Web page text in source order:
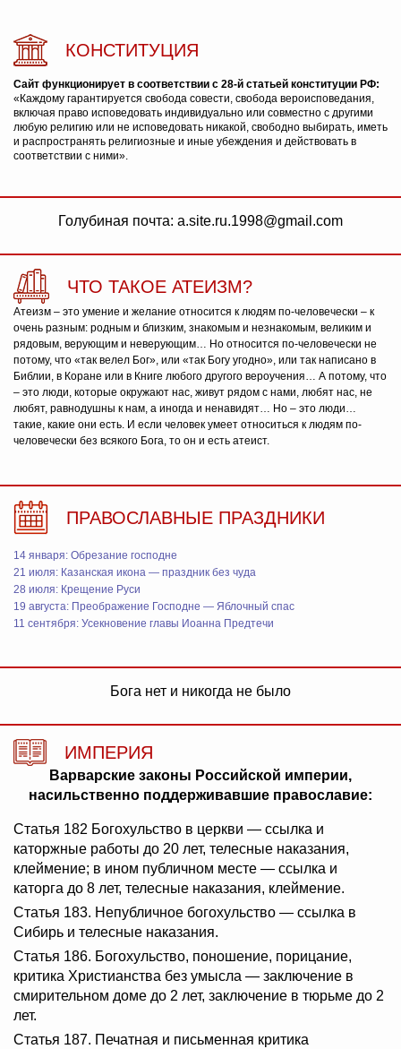
КОНСТИТУЦИЯ
Сайт функционирует в соответствии с 28-й статьей конституции РФ:
«Каждому гарантируется свобода совести, свобода вероисповедания,
включая право исповедовать индивидуально или совместно с другими
любую религию или не исповедовать никакой, свободно выбирать, иметь
и распространять религиозные и иные убеждения и действовать в
соответствии с ними».
Голубиная почта: a.site.ru.1998@gmail.com
ЧТО ТАКОЕ АТЕИЗМ?
Атеизм – это умение и желание относится к людям по-человечески – к
очень разным: родным и близким, знакомым и незнакомым, великим и
рядовым, верующим и неверующим… Но относится по-человечески не
потому, что «так велел Бог», или «так Богу угодно», или так написано в
Библии, в Коране или в Книге любого другого вероучения… А потому, что
– это люди, которые окружают нас, живут рядом с нами, любят нас, не
любят, равнодушны к нам, а иногда и ненавидят… Но – это люди…
такие, какие они есть. И если человек умеет относиться к людям по-
человечески без всякого Бога, то он и есть атеист.
ПРАВОСЛАВНЫЕ ПРАЗДНИКИ
14 января: Обрезание господне
21 июля: Казанская икона — праздник без чуда
28 июля: Крещение Руси
19 августа: Преображение Господне — Яблочный спас
11 сентября: Усекновение главы Иоанна Предтечи
Бога нет и никогда не было
ИМПЕРИЯ
Варварские законы Российской империи,
насильственно поддерживавшие православие:
Статья 182 Богохульство в церкви — ссылка и
каторжные работы до 20 лет, телесные наказания,
клеймение; в ином публичном месте — ссылка и
каторга до 8 лет, телесные наказания, клеймение.
Статья 183. Непубличное богохульство — ссылка в
Сибирь и телесные наказания.
Статья 186. Богохульство, поношение, порицание,
критика Христианства без умысла — заключение в
смирительном доме до 2 лет, заключение в тюрьме до 2
лет.
Статья 187. Печатная и письменная критика